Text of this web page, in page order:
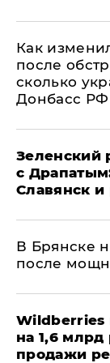
Как
после
сколько
Донбасс РФ
​Зеленский
с
Славянск
В Брянске
после
​Wildberries
на 1,6 млрд
продажи